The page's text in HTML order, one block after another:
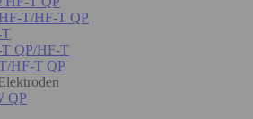
T/HF-T QP
T
QP/HF-T
HF-T QP
QP